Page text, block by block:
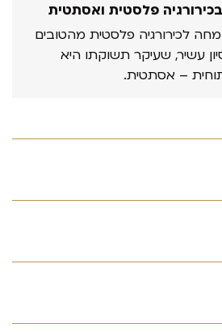
פלסטית ואסתטית
לכירורגיה פלסטית מהטובים
עשיר, שעיקר תשוקתו היא
– אסתטית.